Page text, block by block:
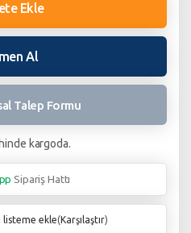
Ekle
Al
Talep Formu
kargoda.
Sipariş Hattı
listeme ekle( Karşılaştır)